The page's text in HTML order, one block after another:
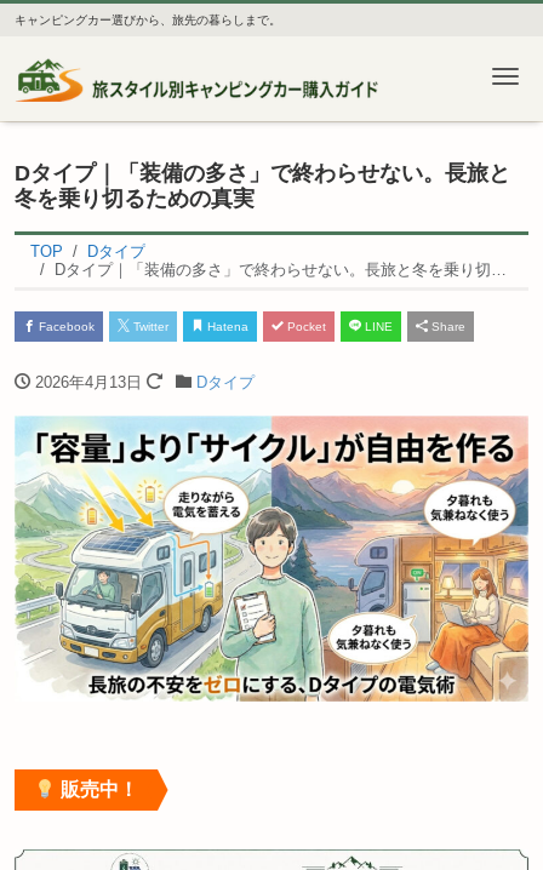
キャンピングカー選びから、旅先の暮らしまで。
Dタイプ｜「装備の多さ」で終わらせない。長旅と
冬を乗り切るための真実
TOP
Dタイプ
Dタイプ｜「装備の多さ」で終わらせない。長旅と冬を乗り切るための真実
Facebook Twitter Hatena Pocket LINE Share
2026年4月13日 Dタイプ
販売中！